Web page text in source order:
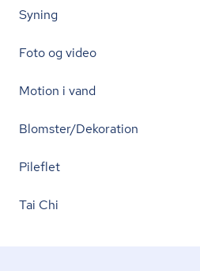
Syning
Foto og video
Motion i vand
Blomster/Dekoration
Pileflet
Tai Chi